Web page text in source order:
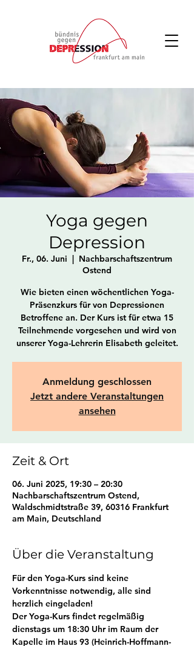
Yoga gegen
Depression
Fr., 06. Juni
  |
Nachbarschaftszentrum
Ostend
Wie bieten einen wöchentlichen Yoga-
Präsenzkurs für von Depressionen
Betroffene an. Der Kurs ist für etwa 15
Teilnehmende vorgesehen und wird von
unserer Yoga-Lehrerin Elisabeth geleitet.
Anmeldung geschlossen
Jetzt andere Veranstaltungen
ansehen
Zeit & Ort
06. Juni 2025, 19:30 – 20:30
Nachbarschaftszentrum Ostend,
Waldschmidtstraße 39, 60316 Frankfurt
am Main, Deutschland
Über die Veranstaltung
Für den Yoga-Kurs sind keine
Vorkenntnisse notwendig, alle sind
herzlich eingeladen!
Der Yoga-Kurs findet regelmäßig
dienstags um 18:30 Uhr im Raum der
Kapelle im Haus 93 (Heinrich-Hoffmann-